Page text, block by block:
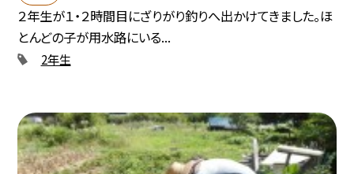
２年生が１・２時間目にざりがり釣りへ出かけてきました。ほ
とんどの子が用水路にいる...
2年生